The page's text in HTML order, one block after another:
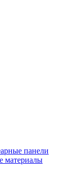
панели
материалы